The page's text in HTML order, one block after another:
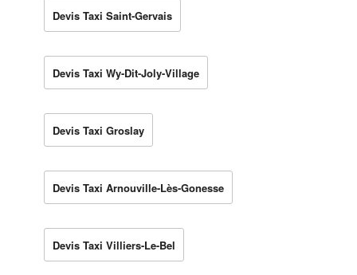
Devis Taxi Saint-Gervais
Devis Taxi Wy-Dit-Joly-Village
Devis Taxi Groslay
Devis Taxi Arnouville-Lès-Gonesse
Devis Taxi Villiers-Le-Bel